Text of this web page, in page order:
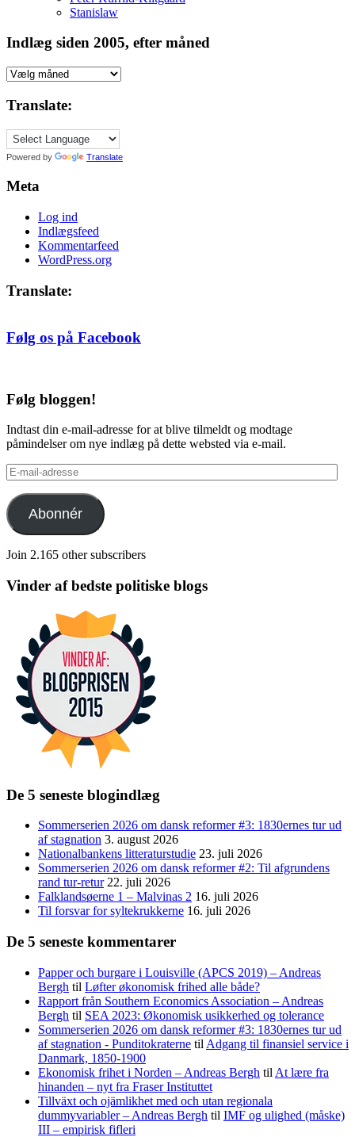
Stanislaw
Indlæg siden 2005, efter måned
Indlæg
2005,
måned
Translate:
Powered by Translate
Meta
Log ind
Indlægsfeed
Kommentarfeed
WordPress.org
Translate:
Følg os på Facebook
Følg bloggen!
Indtast din e-mail-adresse for at blive tilmeldt og modtage
påmindelser om nye indlæg på dette websted via e-mail.
E-
mail-
adresse
Abonnér
Join 2.165 other subscribers
Vinder af bedste politiske blogs
De 5 seneste blogindlæg
Sommerserien 2026 om dansk reformer #3: 1830ernes tur ud
af stagnation 3. august 2026
Nationalbankens litteraturstudie 23. juli 2026
Sommerserien 2026 om dansk reformer #2: Til afgrundens
rand tur-retur 22. juli 2026
Falklandsøerne 1 – Malvinas 2 16. juli 2026
Til forsvar for syltekrukkerne 16. juli 2026
De 5 seneste kommentarer
Papper och burgare i Louisville (APCS 2019) – Andreas
Bergh til Løfter økonomisk frihed alle både?
Rapport från Southern Economics Association – Andreas
Bergh til SEA 2023: Økonomisk usikkerhed og tolerance
Sommerserien 2026 om dansk reformer #3: 1830ernes tur ud
af stagnation - Punditokraterne til Adgang til finansiel service i
Danmark, 1850-1900
Ekonomisk frihet i Norden – Andreas Bergh til At lære fra
hinanden – nyt fra Fraser Instituttet
Tillväxt och ojämlikhet med och utan regionala
dummyvariabler – Andreas Bergh til IMF og ulighed (måske)
III – empirisk fifleri